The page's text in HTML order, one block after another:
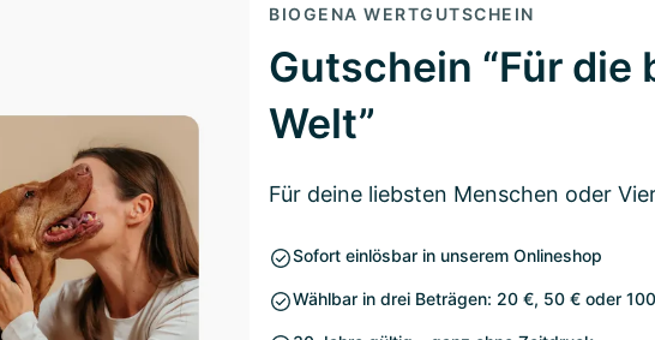
BIOGENA WERTGUTSCHEIN
Gutschein “Für die
Welt”
Für deine liebsten Menschen oder
Sofort einlösbar in unserem Onlineshop
Wählbar in drei Beträgen: 20 €, 50 € oder